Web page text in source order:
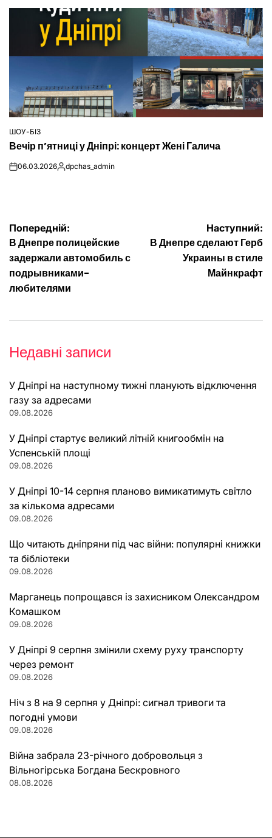
ОПУБЛІКУВАТИ
У
ШОУ-БІЗ
Вечір п’ятниці у Дніпрі: концерт Жені Галича
on06.03.2026Опубліковано
dpchas_admin
Навігація
записів
Попередній:
В Днепре полицейские
задержали автомобиль с
подрывниками-
любителями
Наступний:
В Днепре сделают Герб
Украины в стиле
Майнкрафт
Недавні записи
У Дніпрі на наступному тижні планують відключення
газу за адресами
09.08.2026
У Дніпрі стартує великий літній книгообмін на
Успенській площі
09.08.2026
У Дніпрі 10-14 серпня планово вимикатимуть світло
за кількома адресами
09.08.2026
Що читають дніпряни під час війни: популярні книжки
та бібліотеки
09.08.2026
Марганець попрощався із захисником Олександром
Комашком
09.08.2026
У Дніпрі 9 серпня змінили схему руху транспорту
через ремонт
09.08.2026
Ніч з 8 на 9 серпня у Дніпрі: сигнал тривоги та
погодні умови
09.08.2026
Війна забрала 23-річного добровольця з
Вільногірська Богдана Бескровного
08.08.2026